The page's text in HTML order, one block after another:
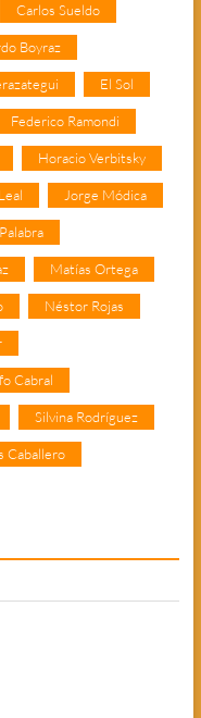
Carlos Sueldo
Boyraz
El Sol
Federico Ramondi
Horacio Verbitsky
Jorge Módica
Matías Ortega
Néstor Rojas
Cabral
Silvina Rodríguez
Caballero